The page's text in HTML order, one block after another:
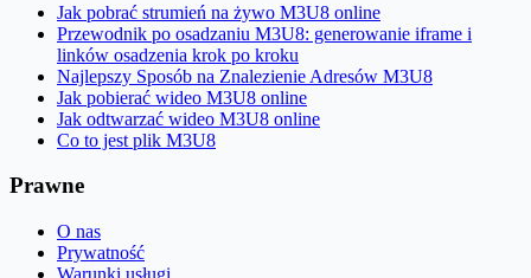
Jak pobrać strumień na żywo M3U8 online
Przewodnik po osadzaniu M3U8: generowanie iframe i
linków osadzenia krok po kroku
Najlepszy Sposób na Znalezienie Adresów M3U8
Jak pobierać wideo M3U8 online
Jak odtwarzać wideo M3U8 online
Co to jest plik M3U8
Prawne
O nas
Prywatność
Warunki usługi